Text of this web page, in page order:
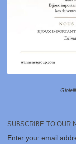
SUBSCRIBE TO OUR
Enter your email